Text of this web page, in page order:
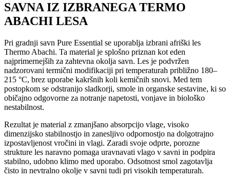
SAVNA IZ IZBRANEGA TERMO
ABACHI LESA
Pri gradnji savn Pure Essential se uporablja izbrani afriški les
Thermo Abachi. Ta material je splošno priznan kot eden
najprimernejših za zahtevna okolja savn. Les je podvržen
nadzorovani termični modifikaciji pri temperaturah približno 180–
215 °C, brez uporabe kakršnih koli kemičnih snovi. Med tem
postopkom se odstranijo sladkorji, smole in organske sestavine, ki so
običajno odgovorne za notranje napetosti, vonjave in biološko
nestabilnost.
Rezultat je material z zmanjšano absorpcijo vlage, visoko
dimenzijsko stabilnostjo in zanesljivo odpornostjo na dolgotrajno
izpostavljenost vročini in vlagi. Zaradi svoje odprte, porozne
strukture les naravno pomaga uravnavati vlago v savni in podpira
stabilno, udobno klimo med uporabo. Odsotnost smol zagotavlja
čisto in nevtralno okolje v savni tudi pri visokih temperaturah.